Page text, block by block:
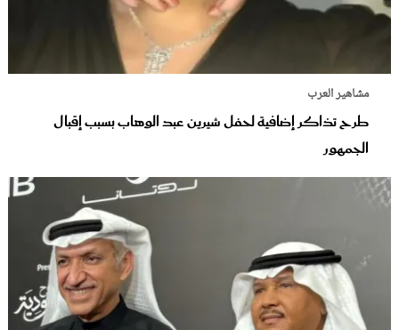
مشاهير العرب
طرح تذاكر إضافية لحفل شيرين عبد الوهاب بسبب إقبال
الجمهور